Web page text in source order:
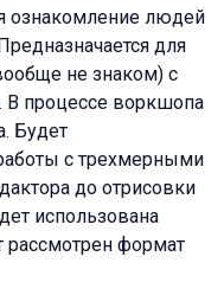
ознакомление людей
для
не знаком) с
В процессе воркшопа
Будет
с трехмерными
до отрисовки
использована
рассмотрен формат